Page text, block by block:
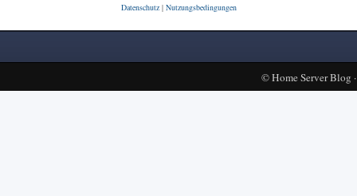
Datenschutz| Nutzungsbedingungen
©Home Server Blog